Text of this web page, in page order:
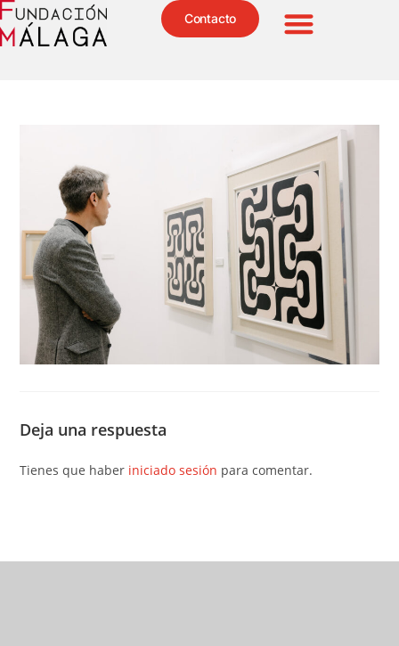
Contacto
Deja una respuesta
Tienes que haber iniciado sesión para comentar.